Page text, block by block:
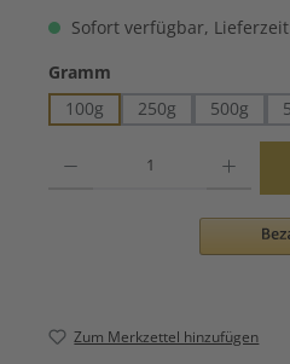
Sofort verfügbar,
Gramm
100g
250g 500g
Zum Merkzettel hinzufügen